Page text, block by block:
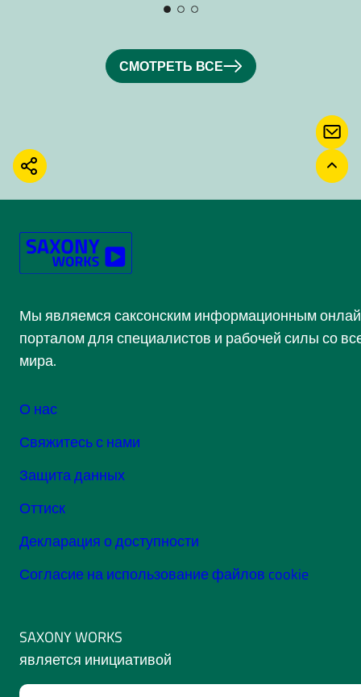
СМОТРЕТЬ ВСЕ
ПОДЕЛИТЬСЯ
Мы являемся саксонским информационным
порталом для специалистов и рабочей силы со
мира.
О нас
Свяжитесь с нами
Защита данных
Оттиск
Декларация о доступности
Согласие на использование файлов cookie
SAXONY WORKS
является инициативой